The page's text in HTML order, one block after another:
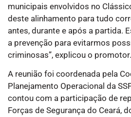
municipais envolvidos no
deste alinhamento para tudo
antes, durante e após a partida.
a prevenção para evitarmos
criminosas”, explicou o promotor.
A reunião foi coordenada pela
Planejamento Operacional da
contou com a participação de
Forças de Segurança do Ceará,